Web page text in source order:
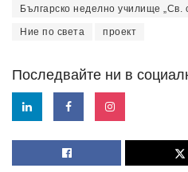
Българско неделно училище
Ние по света проект
Последвайте ни в